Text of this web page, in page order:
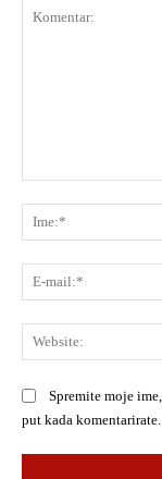
Spremite moje
put kada komentarirate.